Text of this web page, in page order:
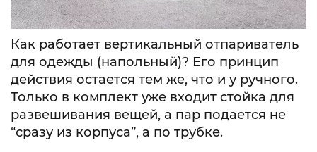
Как работает вертикальный отпариватель
для одежды (напольный)? Его принцип
действия остается тем же, что и у ручного.
Только в комплект уже входит стойка для
развешивания вещей, а пар подается не
“сразу из корпуса”, а по трубке.